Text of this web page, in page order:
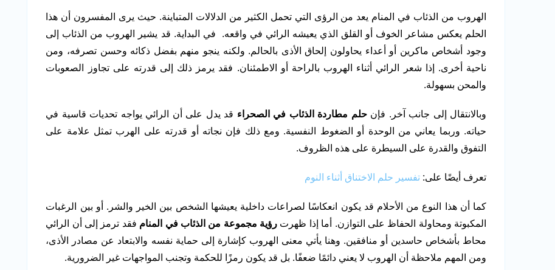
الهروب من الذئاب في المنام يعد من الرؤى التي تحمل الكثير من الدلالات المتباينة. حيث يرى المفسرون أن هذا
الحلم يعكس مشاعر الخوف أو القلق الذي يعيشه الرائي في واقعه. في البداية. قد يشير الهروب من الذئاب إلى
وجود أشخاص ماكرين أو أعداء يحاولون إلحاق الأذى بالحالم. ولكنه ينجو منهم بفضل ذكائه وحسن تصرفه، ومن
ناحية أخرى. إذا شعر الرائي أثناء الهروب بالراحة أو الاطمئنان. فقد يرمز ذلك إلى قدرته على تجاوز الصعوبات
والمحن بسهولة.
وبالانتقال إلى جانب آخر. فإنحلم مطاردة الذئاب في الصحراء قد يدل على أن الرائي يواجه تحديات قاسية في
حياته. وربما يعاني من الوحدة أو الضغوط النفسية. ومع ذلك فإن نجاته أو قدرته على الهرب تمثل علامة على
التفوق والقدرة على السيطرة على هذه الظروف.
تعرف أيضًا على: تفسير حلم الاختناق أثناء النوم
كما أن هذا النوع من الأحلام قد يكون انعكاسًا لصراعات داخلية يعيشها الشخص بين الخير والشر. أو بين الرغبات
المكبوتة ومحاولة الحفاظ على التوازن. أما إذا ظهرت رؤية مجموعة من الذئاب في المنام فقد ترمز إلى أن الرائي
محاط بأشخاص حاسدين أو منافقين. وهنا يأتي معنى الهروب كإشارة إلى حماية نفسه والابتعاد عن مصادر الأذى،
ومن المهم ملاحظة أن الهروب لا يعني دائمًا ضعفًا. بل قد يكون رمزًا للحكمة وتجنب المواجهات غير الضرورية.